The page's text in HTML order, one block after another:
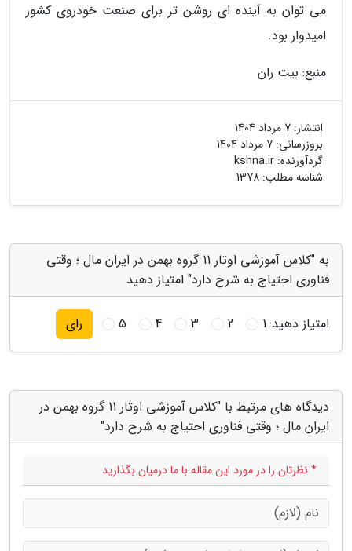
می توان به آینده ای روشن تر برای صنعت خودروی کشور
امیدوار بود.
منبع: بیت ران
انتشار: 7 مرداد 1404
بروزرسانی: 7 مرداد 1404
گردآورنده: kshna.ir
شناسه مطلب: 1378
به "کلاس آموزشی اوتار 11 گروه بهمن در ایران مال ؛ وقتی
فناوری احتیاج به شرح دارد" امتیاز دهید
امتیاز دهید:1
2
3
4
5 رای
دیدگاه های مرتبط با "کلاس آموزشی اوتار 11 گروه بهمن در
ایران مال ؛ وقتی فناوری احتیاج به شرح دارد"
* نظرتان را در مورد این مقاله با ما درمیان بگذارید